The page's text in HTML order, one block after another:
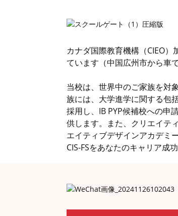
カナダ国際教育機構（CIEO
ています（中国広州市から車で
当校は、世界中のご家族を対
族には、大学進学に関する包
採用し、IB PYP候補校への申
供します。また、クリエイテ
エイティブデザインアカデミ
CIS-FSをあなたのキャリア成